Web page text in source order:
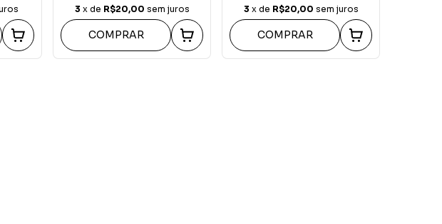
3 x de R$20,00 sem juros
COMPRAR
3 x de R$20,00 sem juros
COMPRAR